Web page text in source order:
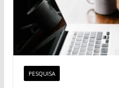
PESQUISA